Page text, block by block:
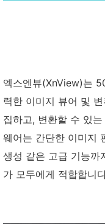
엑스엔뷰(XnView)는
력한 이미지 뷰어 및
집하고, 변환할 수 있
웨어는 간단한 이미지
생성 같은 고급 기능까
가 모두에게 적합합니